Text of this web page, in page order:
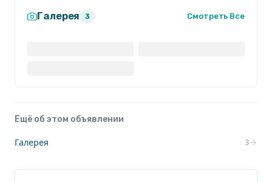
Галерея 3 Смотреть Все
Ещё об этом объявлении
Галерея 3